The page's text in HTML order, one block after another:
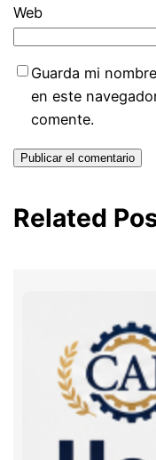
Web
Guarda mi
en este
comente.
Related